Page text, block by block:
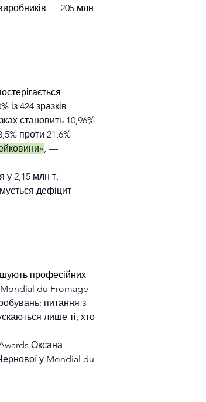
— 205 млн
із 424 зразків
становить 10,96%
проти 21,6%
, —
у 2,15 млн т.
дефіцит
професійних
Mondial du Fromage
питання з
лише ті, хто
Оксана
у Mondial du